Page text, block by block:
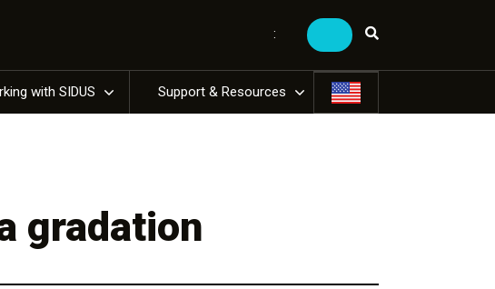
:
with SIDUS Support & Resources
gradation